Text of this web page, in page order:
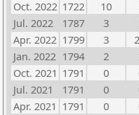
Oct. 2022 1722 10
Jul. 2022
1787 3
Apr. 2022 1799 3
Jan. 2022 1794 2
Oct. 2021 1791 0
Jul. 2021
1791 0
Apr. 2021 1791 0